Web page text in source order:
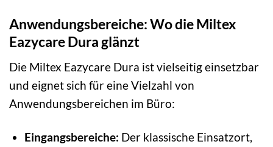
Anwendungsbereiche: Wo die Miltex
Eazycare Dura glänzt
Die Miltex Eazycare Dura ist vielseitig einsetzbar
und eignet sich für eine Vielzahl von
Anwendungsbereichen im Büro:
Eingangsbereiche: Der klassische Einsatzort,